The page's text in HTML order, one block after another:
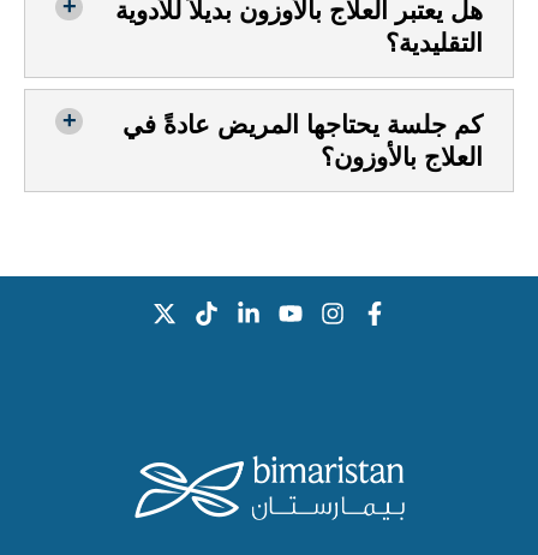
هل يعتبر العلاج بالأوزون بديلاً للأدوية
التقليدية؟
كم جلسة يحتاجها المريض عادةً في
العلاج بالأوزون؟